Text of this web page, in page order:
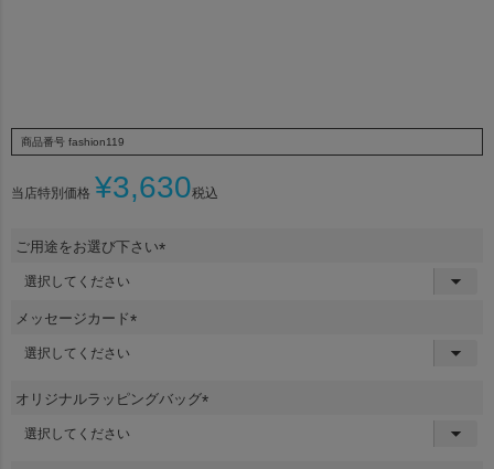
商品番号 fashion119
当店特別価格 ¥3,630税込
ご用途をお選び下さい
メッセージカード
)
オリジナルラッピングバッグ